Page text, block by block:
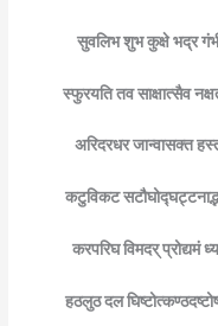
सुवलिभ शुभ कुक्षे भद्र
स्फुरयति तव साक्षात्सैव
अरिदरधर जान्वासक्त
कटुविकट
करपरिघ विमदर् प्रोद्यमं
हठलुठ दल